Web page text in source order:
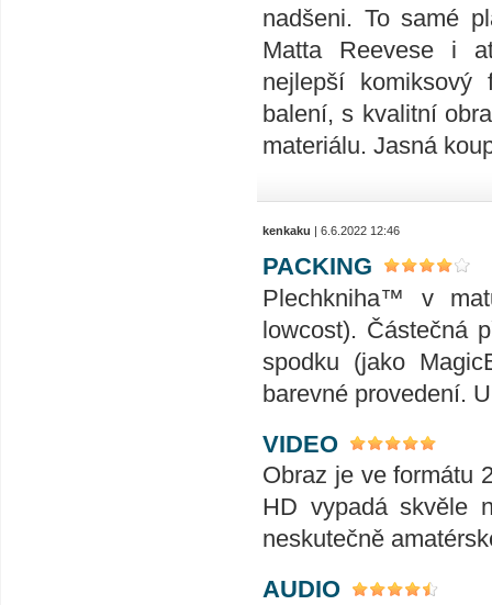
nadšeni. To samé
Matta Reevese i
nejlepší
balení, s kvalitní
materiálu. Jasná
kenkaku | 6.6.2022 12:46
PACKING
Plechkniha™ v
lowcost). Částečná
spodku (jako
barevné provedení.
VIDEO
Obraz je ve formátu
HD vypadá skvěle
neskutečně
AUDIO